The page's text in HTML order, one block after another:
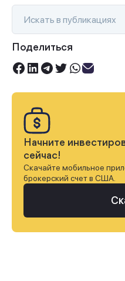
Поделиться
Начните
сейчас!
Скачайте мобильное
брокерский счет в США.